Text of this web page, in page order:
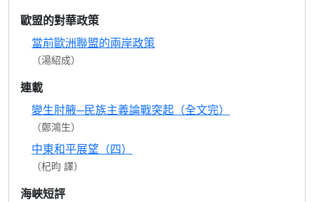
歐盟的對華政策
當前歐洲聯盟的兩岸政策
（湯紹成）
連載
變生肘腋─民族主義論戰突起（全文完）
（鄭鴻生）
中東和平展望（四）
（杞昀 譯）
海峽短評